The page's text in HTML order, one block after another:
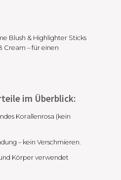
Blush & Highlighter Sticks
Cream – für einen
im Überblick:
Korallenrosa (kein
– kein Verschmieren.
Körper verwendet